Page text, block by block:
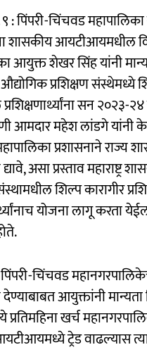
९ : पिंपरी-चिंचवड
शासकीय आयटीआयमधील
आयुक्त शेखर सिंह यांनी
प्रशिक्षण संस्थेमध्ये
प्रशिक्षणार्थ्यांना सन
आमदार महेश लांडगे यांनी
प्रशासनाने राज्य
द्यावे, असा प्रस्ताव
शिल्प कारागीर
योजना लागू करता
चिंचवड
देण्याबाबत आयुक्तांनी
प्रतिमहिना खर्च
ट्रेड वाढल्यास